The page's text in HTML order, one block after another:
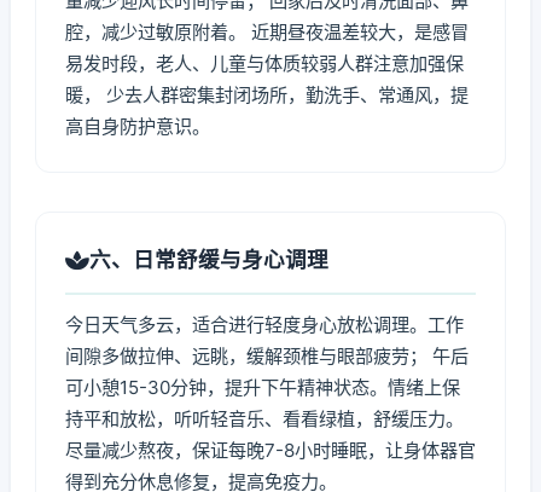
腔，减少过敏原附着。 近期昼夜温差较大，是感冒
易发时段，老人、儿童与体质较弱人群注意加强保
暖， 少去人群密集封闭场所，勤洗手、常通风，提
高自身防护意识。
六、日常舒缓与身心调理
今日天气多云，适合进行轻度身心放松调理。工作
间隙多做拉伸、远眺，缓解颈椎与眼部疲劳； 午后
可小憩15-30分钟，提升下午精神状态。情绪上保
持平和放松，听听轻音乐、看看绿植，舒缓压力。
尽量减少熬夜，保证每晚7-8小时睡眠，让身体器官
得到充分休息修复，提高免疫力。